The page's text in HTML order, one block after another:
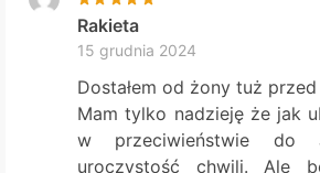
Rakieta
15 grudnia 2024
Dostałem od żony tuż
Mam tylko nadzieję że jak
w przeciwieństwie do
uroczystość chwili. Ale